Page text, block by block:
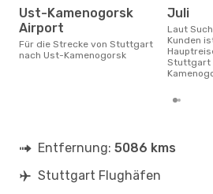
Ust-Kamenogorsk
Airport
Für die Strecke von Stuttgart
nach Ust-Kamenogorsk
Juli
Laut Suchanfragen unserer
Kunden
Stuttgart
Entfernung: 5086 kms
Stuttgart Flughäfen